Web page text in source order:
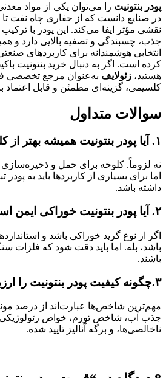
پودر بنتونیت را می‌توان یکی از مواد
در صنایع دانست که از حفاری چاه نفت تا
نقشی مؤثر ایفا می‌کند. این پودر با
جذب، چسبندگی و تصفیه بالایی دارد و
انتخابی هوشمندانه برای کاربردهای
کرده است. اگر به دنبال خرید بنتونیت
هستید، زئولایف به‌عنوان مرجع تخصصی
کلسیمی، گزینه‌ای مطمئن و قابل
سوالات متداول
۱. آیا پودر بنتونیت همیشه بهتر از کلوخه است؟
نه لزوماً. کلوخه برای حمل و
اما برای بسیاری از کاربردها باید به
داشته باشد.
۲. آیا پودر بنتونیت خوراکی ایمن است؟
اگر از نوع گرید خوراکی باشد و
باشد، بله. اما باید دقت شود که فلزات
باشند.
۳.چگونه کیفیت پودر بنتونیت را ارزیابی کنیم؟
مهم‌ترین شاخص‌ها عبارت‌اند از درصد
جذب آب، شاخص تورم، خواص
ناخالصی‌ها، و برگه آنالیز تایید شده.